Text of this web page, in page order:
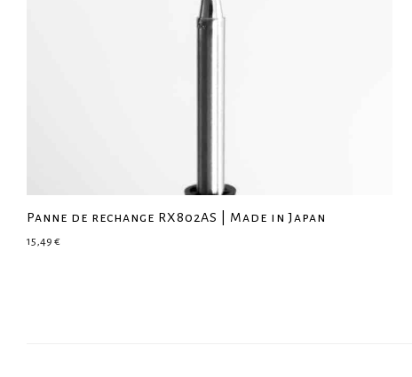
Panne de rechange RX802AS | Made in Japan
15,49 €